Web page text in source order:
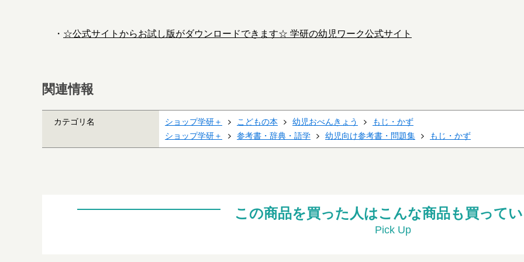
・ ☆公式サイトからお試し版がダウンロードできます☆ 学研の幼児ワーク公式サイト
関連情報
カテゴリ名 ショップ学研＋ こどもの本 幼児おべんきょう
もじ・かず
ショップ学研＋
参考書・辞典・語学 幼児向け参考書・問題集 もじ・かず
この商品を買った人はこんな商品も買って
Pick Up